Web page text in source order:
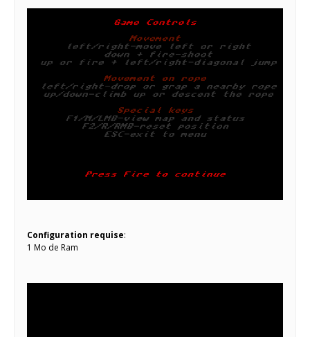
Configuration requise:
1 Mo de Ram